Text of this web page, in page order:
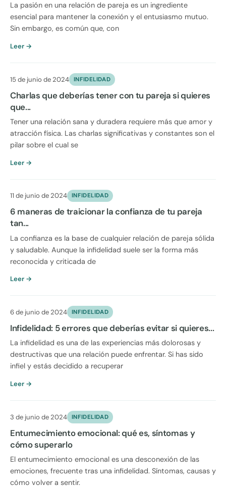
La pasión en una relación de pareja es un ingrediente
esencial para mantener la conexión y el entusiasmo mutuo.
Sin embargo, es común que, con
Leer →
15 de junio de 2024 INFIDELIDAD
Charlas que deberías tener con tu pareja si quieres
que...
Tener una relación sana y duradera requiere más que amor y
atracción física. Las charlas significativas y constantes son el
pilar sobre el cual se
Leer →
11 de junio de 2024 INFIDELIDAD
6 maneras de traicionar la confianza de tu pareja
tan...
La confianza es la base de cualquier relación de pareja sólida
y saludable. Aunque la infidelidad suele ser la forma más
reconocida y criticada de
Leer →
6 de junio de 2024 INFIDELIDAD
Infidelidad: 5 errores que deberías evitar si quieres...
La infidelidad es una de las experiencias más dolorosas y
destructivas que una relación puede enfrentar. Si has sido
infiel y estás decidido a recuperar
Leer →
3 de junio de 2024 INFIDELIDAD
Entumecimiento emocional: qué es, síntomas y
cómo superarlo
El entumecimiento emocional es una desconexión de las
emociones, frecuente tras una infidelidad. Síntomas, causas y
cómo volver a sentir.